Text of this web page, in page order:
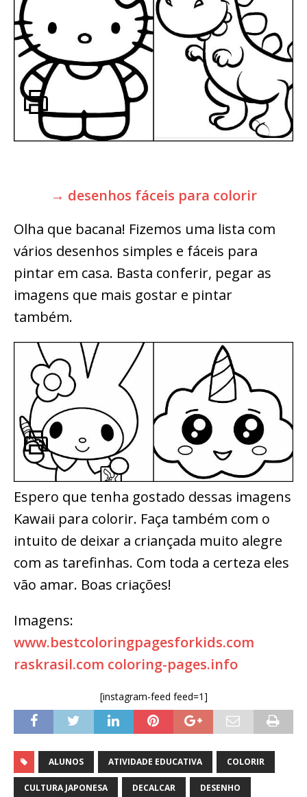
→ desenhos fáceis para colorir
Olha que bacana! Fizemos uma lista com
vários desenhos simples e fáceis para
pintar em casa. Basta conferir, pegar as
imagens que mais gostar e pintar
também.
Espero que tenha gostado dessas imagens
Kawaii para colorir. Faça também com o
intuito de deixar a criançada muito alegre
com as tarefinhas. Com toda a certeza eles
vão amar. Boas criações!
Imagens:
www.bestcoloringpagesforkids.com
raskrasil.com coloring-pages.info
[instagram-feed feed=1]
ALUNOS ATIVIDADE EDUCATIVA COLORIR
CULTURA JAPONESA DECALCAR DESENHO